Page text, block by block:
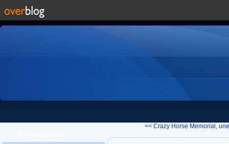
<< Crazy Horse Memorial,